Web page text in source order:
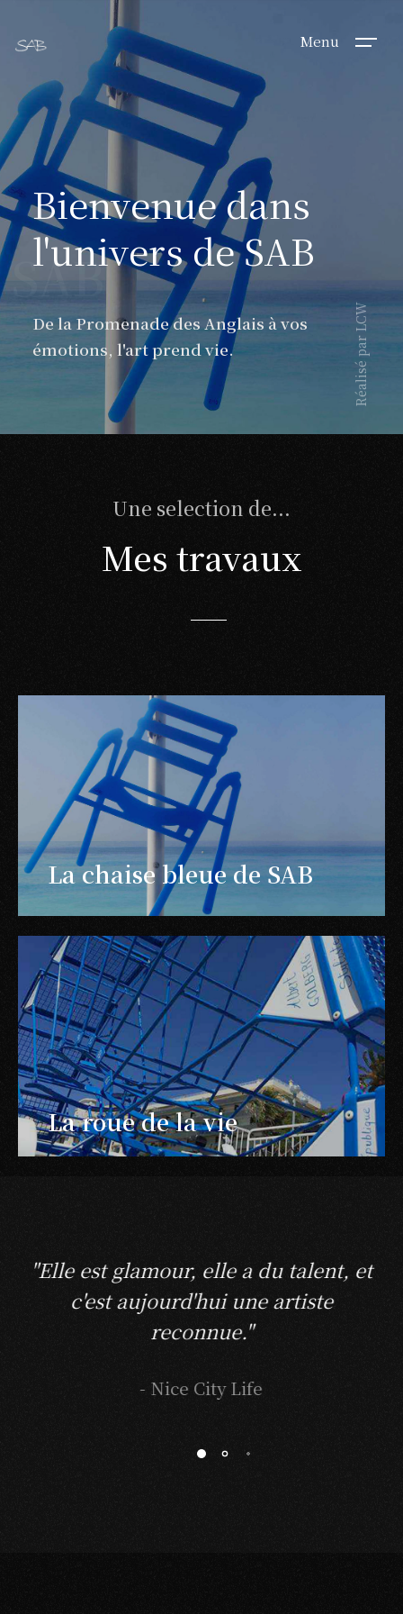
Menu
Bienvenue dans
l'univers de SAB
SAB
De la Promenade des Anglais à vos
émotions, l'art prend vie.
Réalisé par
LCW
Une selection de...
Mes travaux
La chaise bleue de SAB
La roue de la vie
"Elle est glamour, elle a du talent, et
c'est aujourd'hui une artiste
reconnue."
- Nice City Life